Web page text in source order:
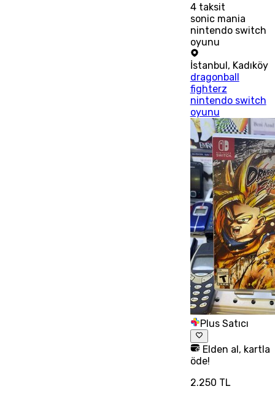
4taksit
sonic mania
nintendo switch
oyunu
İstanbul, Kadıköy
dragonball
fighterz
nintendo switch
oyunu
Plus Satıcı
Elden al, kartla
öde!
2.250 TL